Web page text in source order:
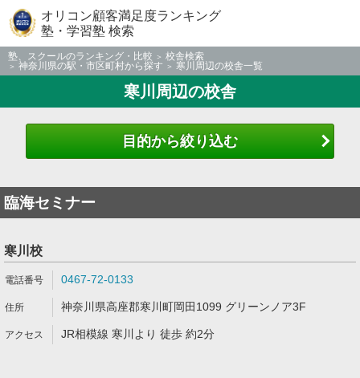
オリコン顧客満足度ランキング
塾・学習塾 検索
塾、スクールのランキング・比較
校舎検索
神奈川県の駅・市区町村から探す
寒川周辺の校舎一覧
寒川周辺の校舎
目的から絞り込む
臨海セミナー
寒川校
0467-72-0133
神奈川県高座郡寒川町岡田1099 グリーンノア3F
JR相模線 寒川より 徒歩 約2分